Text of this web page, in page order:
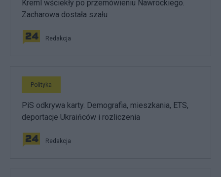
Kreml wściekły po przemówieniu Nawrockiego.
Zacharowa dostała szału
Redakcja
Polityka
PiS odkrywa karty. Demografia, mieszkania, ETS,
deportacje Ukraińców i rozliczenia
Redakcja